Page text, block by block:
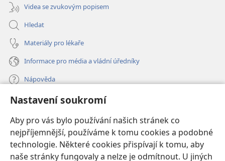
Nastavení soukromí
Aby pro vás bylo používání našich stránek co
nejpříjemnější, používáme k tomu cookies a podobné
technologie. Některé cookies přispívají k tomu, aby
naše stránky fungovaly a nelze je odmítnout. U jiných
Videa se zvukovým popisem
Hledat
Materiály pro lékaře
Informace pro média a vládní úředníky
Nápověda
Dary
nové
okno) ONLINE KNIHOVNA Strážné věže
(otevřeno
nové
okno)JW Hub®